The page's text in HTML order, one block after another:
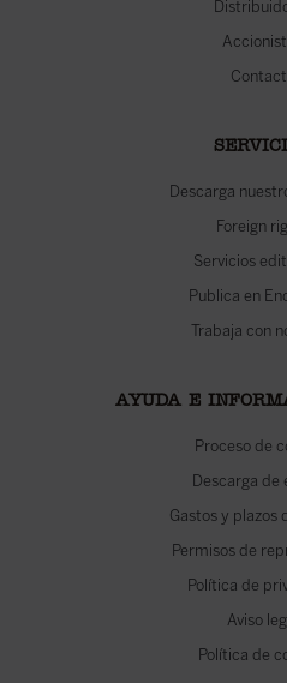
Descarga
Foreign
Servicios
Publica en
Trabaja con
AYUDA E
Proceso de
Descarga de
Gastos y plazos
Permisos de
Política de
Aviso
Política de